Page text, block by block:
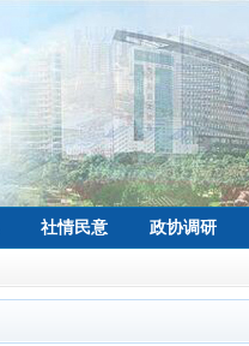
社情民意 政协调研